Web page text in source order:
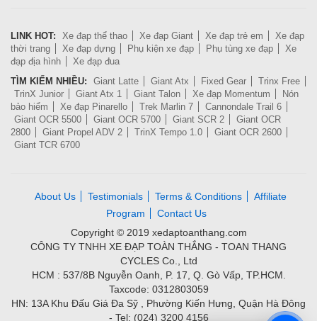
LINK HOT: Xe đạp thể thao Xe đạp Giant Xe đạp trẻ em
Xe đạp
thời trang
Xe đạp dựng Phụ kiện xe đạp Phụ tùng xe đạp
Xe
đạp địa hình
Xe đạp đua
TÌM KIẾM NHIỀU:
Giant Latte Giant Atx Fixed Gear
Trinx Free
TrinX Junior
Giant Atx 1 Giant Talon Xe đạp Momentum
Nón
bảo hiểm
Xe đạp Pinarello Trek Marlin 7
Cannondale Trail 6
Giant OCR 5500
Giant OCR 5700 Giant SCR 2
Giant OCR
2800
Giant Propel ADV 2 TrinX Tempo 1.0
Giant OCR 2600
Giant TCR 6700
About Us Testimonials Terms & Conditions
Affiliate
Program
Contact Us
Copyright © 2019 xedaptoanthang.com
CÔNG TY TNHH XE ĐẠP TOÀN THẮNG - TOAN THANG
CYCLES Co., Ltd
HCM : 537/8B Nguyễn Oanh, P. 17, Q. Gò Vấp, TP.HCM.
Taxcode: 0312803059
HN: 13A Khu Đấu Giá Đa Sỹ , Phường Kiến Hưng, Quận Hà Đông
- Tel: (024) 3200 4156